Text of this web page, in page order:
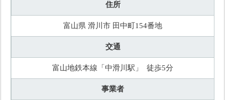
住所
富山県 滑川市 田中町154番地
交通
富山地鉄本線「中滑川駅」 徒歩5分
事業者